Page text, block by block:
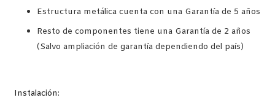
Estructura metálica cuenta con una Garantía de 5 años
Resto de componentes tiene una Garantía de 2 años
(Salvo ampliación de garantía dependiendo del país)
Instalación: